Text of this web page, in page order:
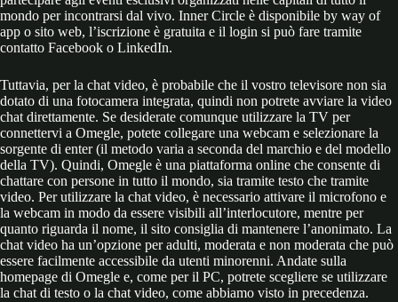
mondo per incontrarsi dal vivo. Inner Circle è disponibile by way of
app o sito web, l’iscrizione è gratuita e il login si può fare tramite
contatto Facebook o LinkedIn.
Tuttavia, per la chat video, è probabile che il vostro televisore non sia
dotato di una fotocamera integrata, quindi non potrete avviare la video
chat direttamente. Se desiderate comunque utilizzare la TV per
connettervi a Omegle, potete collegare una webcam e selezionare la
sorgente di enter (il metodo varia a seconda del marchio e del modello
della TV). Quindi, Omegle è una piattaforma online che consente di
chattare con persone in tutto il mondo, sia tramite testo che tramite
video. Per utilizzare la chat video, è necessario attivare il microfono e
la webcam in modo da essere visibili all’interlocutore, mentre per
quanto riguarda il nome, il sito consiglia di mantenere l’anonimato. La
chat video ha un’opzione per adulti, moderata e non moderata che può
essere facilmente accessibile da utenti minorenni. Andate sulla
homepage di Omegle e, come per il PC, potrete scegliere se utilizzare
la chat di testo o la chat video, come abbiamo visto in precedenza.